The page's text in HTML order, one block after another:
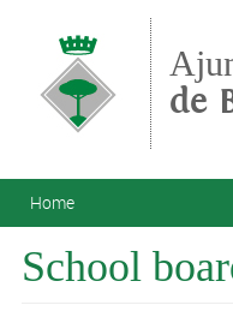
de
You are here
Home
School